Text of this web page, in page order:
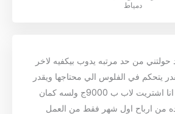
دمياط
من حد مرتبه يدوب بيكفيه لاخر
يتحكم في الفلوس الي محتاجها ويقدر
يجيبها في اي وقت انا اشتريت لاب ب 9000ج ولسه كمان
من ارباح اول شهر فقط من العمل